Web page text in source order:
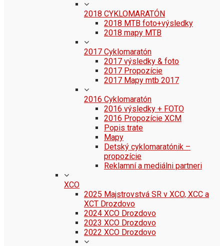
2018 CYKLOMARATÓN
2018 MTB foto+výsledky
2018 mapy MTB
2017 Cyklomaratón
2017 výsledky & foto
2017 Propozície
2017 Mapy mtb 2017
2016 Cyklomaratón
2016 výsledky + FOTO
2016 Propozície XCM
Popis trate
Mapy
Detský cyklomaratónik –
propozície
Reklamní a mediálni partneri
XCO
2025 Majstrovstvá SR v XCO, XCC a
XCT Drozdovo
2024 XCO Drozdovo
2023 XCO Drozdovo
2022 XCO Drozdovo